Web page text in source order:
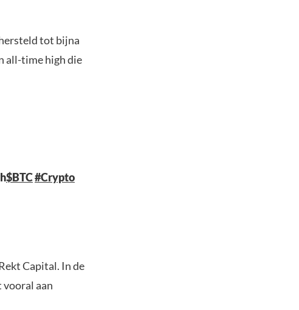
tot bijna
all-time high die
$BTC#Crypto
Capital. In de
aan